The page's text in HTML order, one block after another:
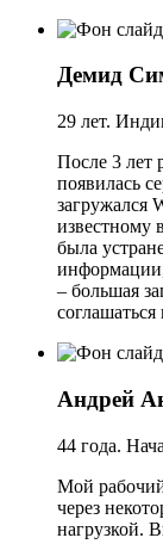
Демид
29 лет.
После 3 лет
появилась
загружался
известному
была
– большая
Андрей
44 года.
Мой рабочий
через
нагрузкой.